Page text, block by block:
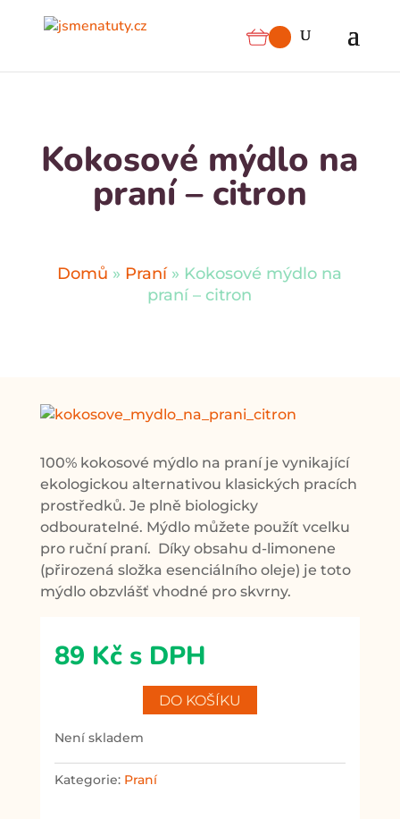
Kokosové mýdlo na
praní – citron
Domů » Praní» Kokosové mýdlo na
praní – citron
100% kokosové mýdlo na praní je vynikající
ekologickou alternativou klasických pracích
prostředků. Je plně biologicky
odbouratelné. Mýdlo můžete použít vcelku
pro ruční praní. Díky obsahu d-limonene
(přirozená složka esenciálního oleje) je toto
mýdlo obzvlášť vhodné pro skvrny.
89 Kč s DPH
DO KOŠÍKU
není skladem
Kategorie: Praní